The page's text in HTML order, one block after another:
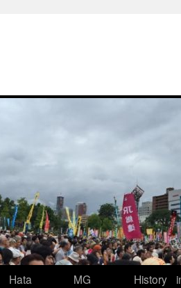
Hata
MG
History